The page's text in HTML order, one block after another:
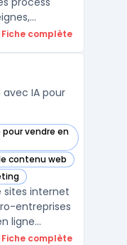
de vente
aux forces
...
Fiche complète
IA pour
vendre en
contenu web
internet
entreprises
ligne
compétences
Fiche complète